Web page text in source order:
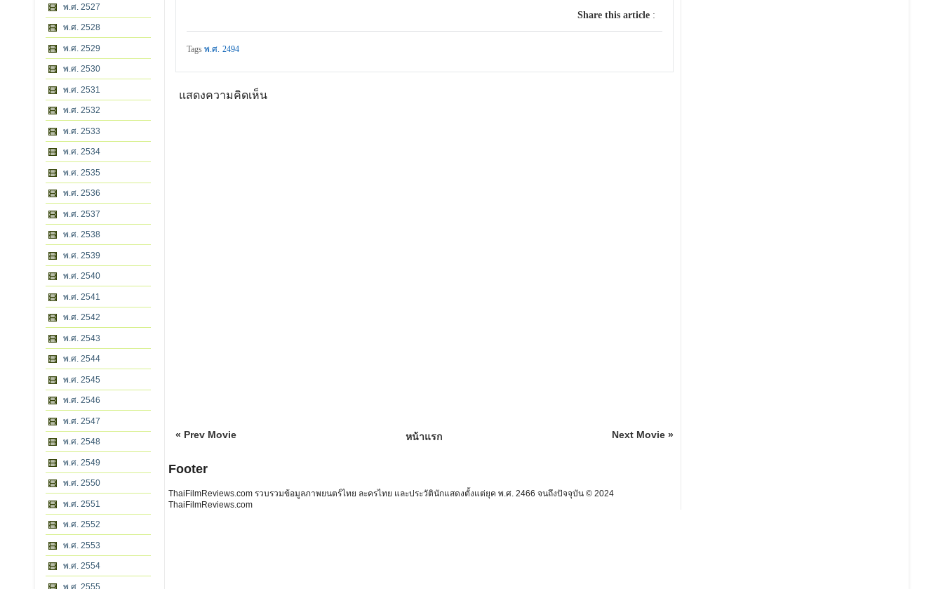
พ.ศ. 2527
พ.ศ. 2528
พ.ศ. 2529
พ.ศ. 2530
พ.ศ. 2531
พ.ศ. 2532
พ.ศ. 2533
พ.ศ. 2534
พ.ศ. 2535
พ.ศ. 2536
พ.ศ. 2537
พ.ศ. 2538
พ.ศ. 2539
พ.ศ. 2540
พ.ศ. 2541
พ.ศ. 2542
พ.ศ. 2543
พ.ศ. 2544
พ.ศ. 2545
พ.ศ. 2546
พ.ศ. 2547
พ.ศ. 2548
พ.ศ. 2549
พ.ศ. 2550
พ.ศ. 2551
พ.ศ. 2552
พ.ศ. 2553
พ.ศ. 2554
พ.ศ. 2555
Share this article:
Tagsพ.ศ. 2494
แสดงความคิดเห็น
« Prev Movie Next Movie »
หน้าแรก
Footer
ThaiFilmReviews.com รวบรวมข้อมูลภาพยนตร์ไทย ละครไทย และประวัตินักแสดงตั้งแต่ยุค พ.ศ. 2466 จนถึงปัจจุบัน © 2024
ThaiFilmReviews.com